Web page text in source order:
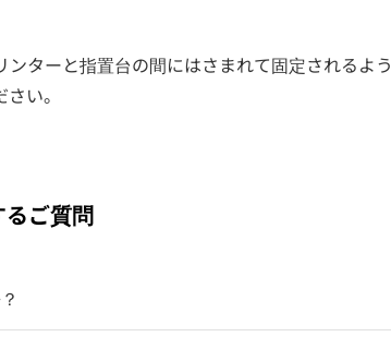
ターと指置台の間にはさまれて固定されるよう
い。
ご質問